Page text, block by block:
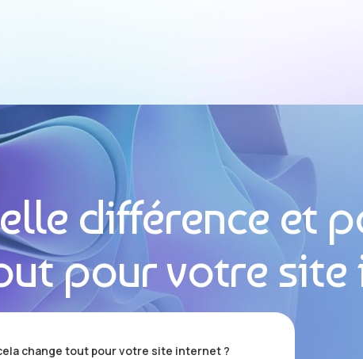
différence et
pour votre site
change tout pour votre site internet ?